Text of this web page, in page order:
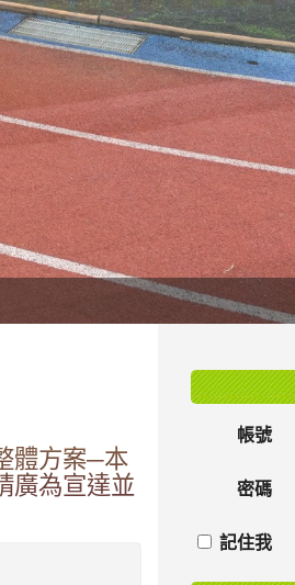
體方案─本
廣為宣達並
帳號
密碼
記住我